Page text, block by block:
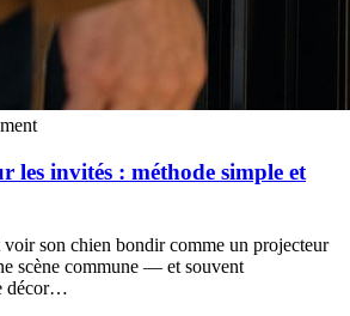
les invités : méthode simple et
son chien bondir comme un projecteur
scène commune — et souvent
décor…